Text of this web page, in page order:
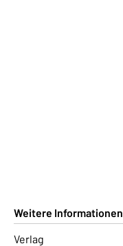
Weitere Informationen
Verlag